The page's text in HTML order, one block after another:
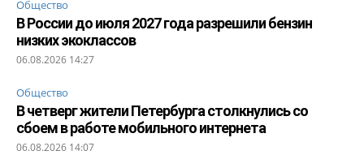
Общество
В России до июля 2027 года разрешили бензин
низких экоклассов
06.08.2026 14:27
Общество
В четверг жители Петербурга столкнулись со
сбоем в работе мобильного интернета
06.08.2026 14:07